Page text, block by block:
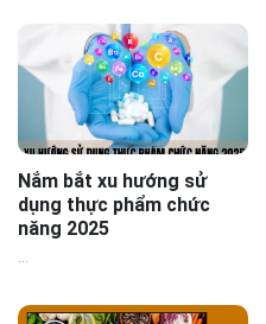
Nắm bắt xu hướng sử
dụng thực phẩm chức
năng 2025